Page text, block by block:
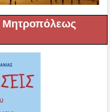
Μητροπόλεως